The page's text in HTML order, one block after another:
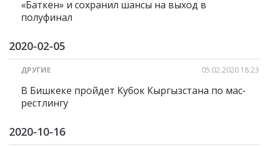
«Баткен» и сохранил шансы на выход в
полуфинал
2020-02-05
ДРУГИЕ 05.02.2020 18:23
В Бишкеке пройдет Кубок Кыргызстана по мас-
рестлингу
2020-10-16